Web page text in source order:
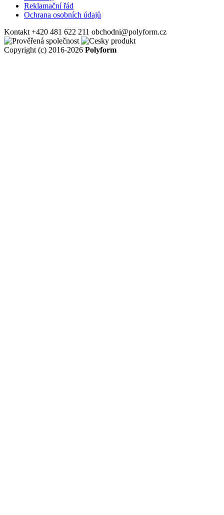
Reklamační řád
Ochrana osobních údajů
Kontakt +420 481 622 211 obchodni@polyform.cz
Copyright (c) 2016-2026 Polyform